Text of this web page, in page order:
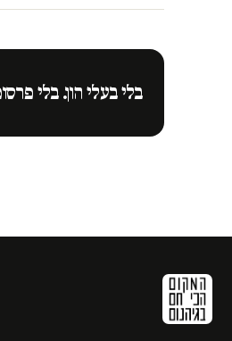
בלי בעלי הון. בלי